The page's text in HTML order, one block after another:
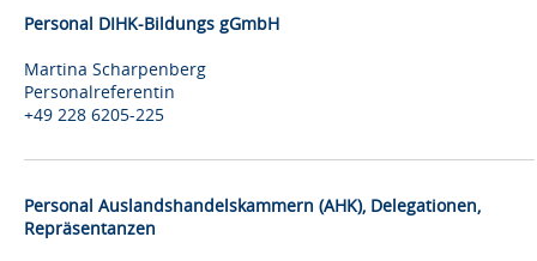
Personal DIHK-Bildungs gGmbH
Martina Scharpenberg
Personalreferentin
+49 228 6205-225
Personal Auslandshandelskammern (AHK), Delegationen,
Repräsentanzen